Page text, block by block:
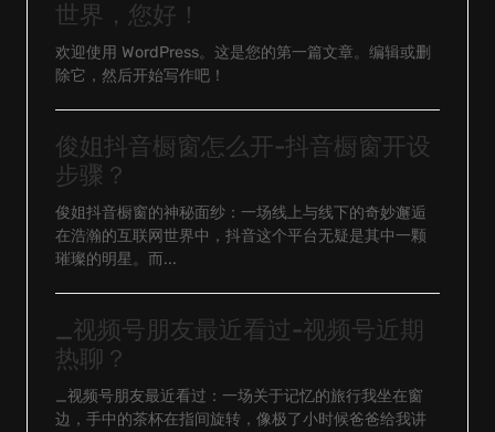
世界，您好！
欢迎使用 WordPress。这是您的第一篇文章。编辑或删
除它，然后开始写作吧！
俊姐抖音橱窗怎么开-抖音橱窗开设
步骤？
俊姐抖音橱窗的神秘面纱：一场线上与线下的奇妙邂逅
在浩瀚的互联网世界中，抖音这个平台无疑是其中一颗
璀璨的明星。而...
_视频号朋友最近看过-视频号近期
热聊？
_视频号朋友最近看过：一场关于记忆的旅行我坐在窗
边，手中的茶杯在指间旋转，像极了小时候爸爸给我讲